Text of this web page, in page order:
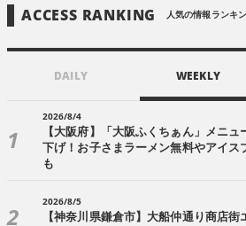
ACCESS RANKING 人気の情報ランキ
DAILY WEEKLY
2026/8/4
【大阪府】「大阪ふくちぁん」メニュ
下げ！お子さまラーメン無料やアイス
も
2026/8/5
【神奈川県鎌倉市】大船仲通り商店街